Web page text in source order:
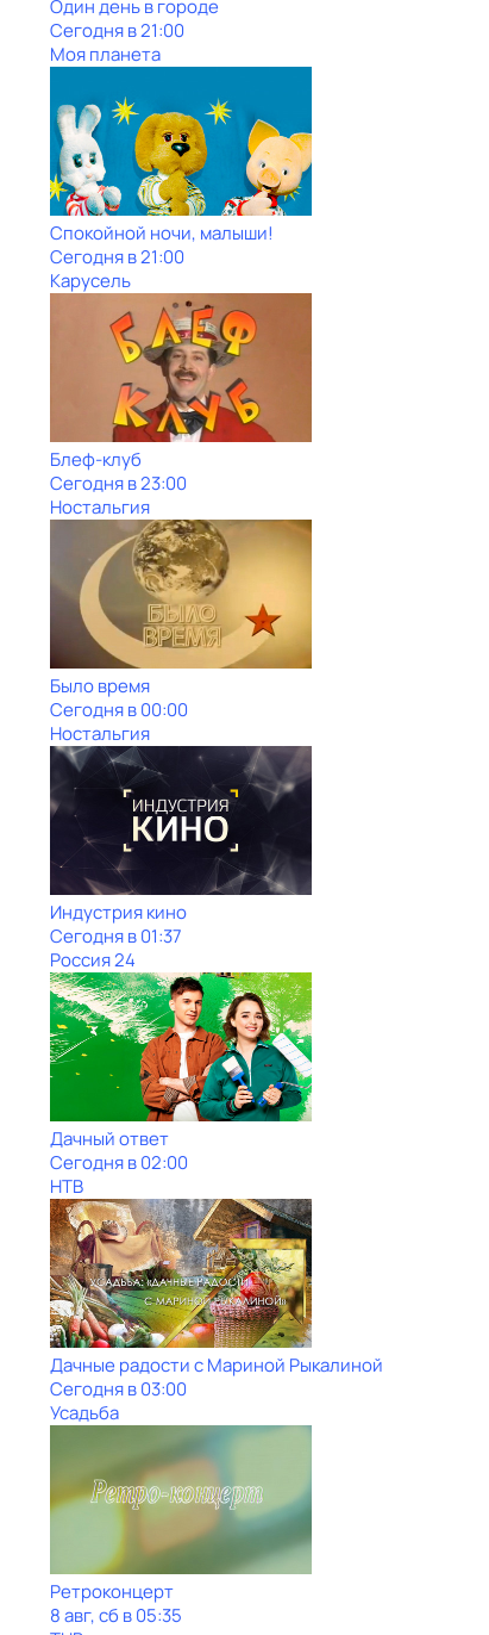
Один день в городе
Сегодня в 21:00
Моя планета
Спокойной ночи, малыши!
Сегодня в 21:00
Карусель
Блеф-клуб
Сегодня в 23:00
Ностальгия
Было время
Сегодня в 00:00
Ностальгия
Индустрия кино
Сегодня в 01:37
Россия 24
Дачный ответ
Сегодня в 02:00
НТВ
Дачные радости с Мариной Рыкалиной
Сегодня в 03:00
Усадьба
Ретроконцерт
8 авг, сб в 05:35